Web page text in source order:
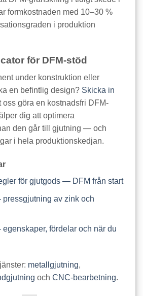
formkostnaden med 10–30 %
i produktion
för DFM-stöd
under konstruktion eller
en befintlig design? Skicka in
oss göra en kostnadsfri DFM-
dig att optimera
den går till gjutning — och
i hela produktionskedjan.
för gjutgods — DFM från start
av zink och
fördelar och när du
metallgjutning,
och CNC-bearbetning.